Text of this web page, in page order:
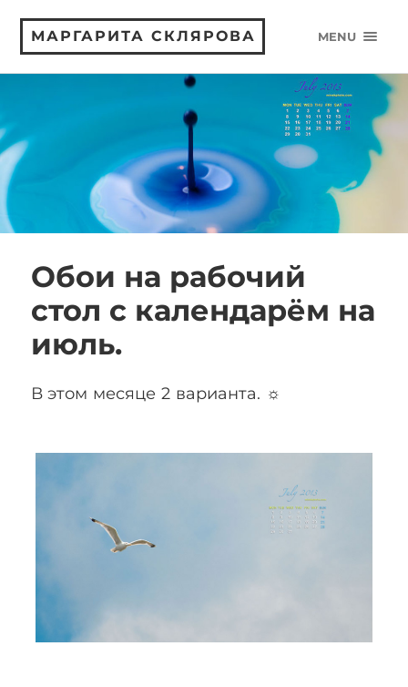
МАРГАРИТА СКЛЯРОВА MENU
Обои на рабочий
стол с календарём на
июль.
В этом месяце 2 варианта. ☼